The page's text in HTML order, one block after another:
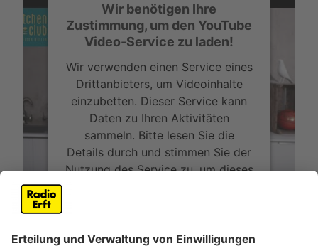
Wir benötigen Ihre
Zustimmung, um den YouTube
Video-Service zu laden!
Wir verwenden einen Service eines
Drittanbieters, um Videoinhalte
einzubetten. Dieser Service kann
Daten zu Ihren Aktivitäten
sammeln. Bitte lesen Sie die
Details durch und stimmen Sie der
Nutzung des Service zu, um dieses
was man aus einem Kürbis alles machen kann, außer